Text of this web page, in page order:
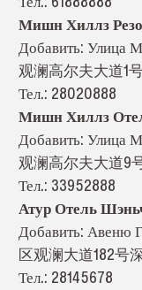
Мишн Хиллз
Добавить: Улица
观澜高尔夫大道1
Тел.: 28020888
Мишн Хиллз
Добавить: Улица
观澜高尔夫大道9
Тел.: 33952888
Атур Отель
Добавить: Авеню
区观澜大道182号
Тел.: 28145678